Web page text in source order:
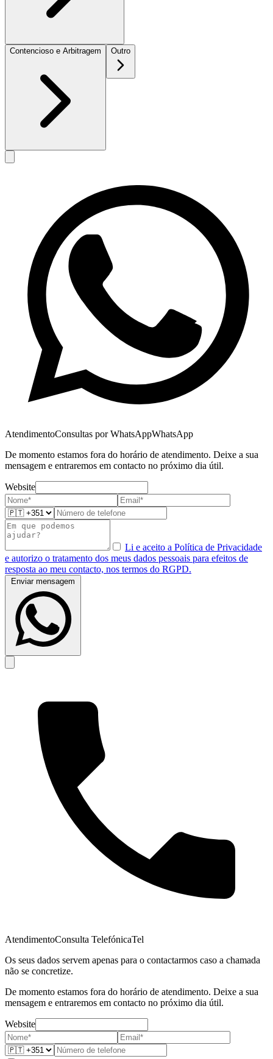
Contencioso e Arbitragem Outro
AtendimentoConsultas por WhatsAppWhatsApp
De momento estamos fora do horário de atendimento. Deixe a sua
mensagem e entraremos em contacto no próximo dia útil.
Website
Li e aceito a Política de Privacidade
e autorizo o tratamento dos meus dados pessoais para efeitos de
resposta ao meu contacto, nos termos do RGPD.
AtendimentoConsulta TelefónicaTel
Os seus dados servem apenas para o contactarmos caso a chamada
não se concretize.
De momento estamos fora do horário de atendimento. Deixe a sua
mensagem e entraremos em contacto no próximo dia útil.
Website